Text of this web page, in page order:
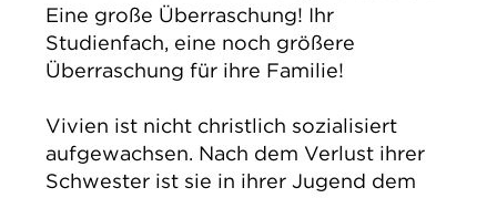
Eine große Überraschung! Ihr
Studienfach, eine noch größere
Überraschung für ihre Familie!
Vivien ist nicht christlich sozialisiert
aufgewachsen. Nach dem Verlust ihrer
Schwester ist sie in ihrer Jugend dem